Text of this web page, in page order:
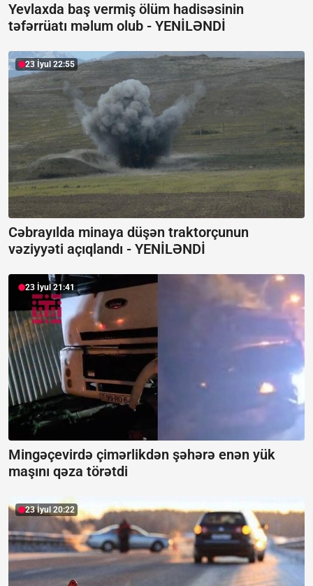
Yevlaxda baş vermiş ölüm hadisəsinin
təfərrüatı məlum olub - YENİLƏNDİ
23 İyul 22:55
Cəbrayılda minaya düşən traktorçunun
vəziyyəti açıqlandı - YENİLƏNDİ
23 İyul 21:41
Mingəçevirdə çimərlikdən şəhərə enən yük
maşını qəza törətdi
23 İyul 20:22